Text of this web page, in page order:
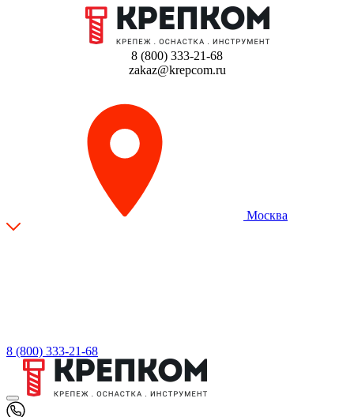
8 (800) 333-21-68
zakaz@krepcom.ru
Москва
8 (800) 333-21-68